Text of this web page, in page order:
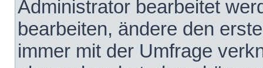
Administrator bearbeitet
bearbeiten, ändere den
immer mit der Umfrage